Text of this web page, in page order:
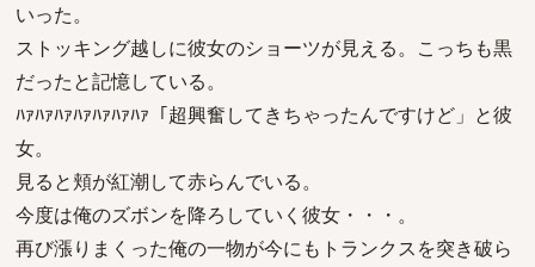
いった。
ストッキング越しに彼女のショーツが見える。こっちも黒
だったと記憶している。
ﾊｧﾊｧﾊｧﾊｧﾊｧﾊｧﾊｧ「超興奮してきちゃったんですけど」と彼
女。
見ると頬が紅潮して赤らんでいる。
今度は俺のズボンを降ろしていく彼女・・・。
再び漲りまくった俺の一物が今にもトランクスを突き破ら